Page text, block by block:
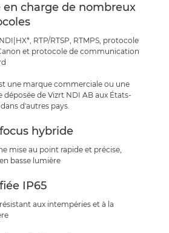
en charge de nombreux
RTP/RTSP, RTMPS, protocole
et protocole de communication
une marque commerciale ou une
déposée de Vizrt NDI AB aux États-
d'autres pays.
hybride
mise au point rapide et précise,
basse lumière
IP65
aux intempéries et à la